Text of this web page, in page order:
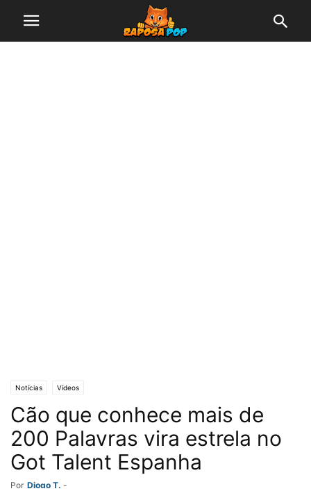
Notícias Vídeos
Cão que conhece mais de
200 Palavras vira estrela no
Got Talent Espanha
Por Diogo T. -